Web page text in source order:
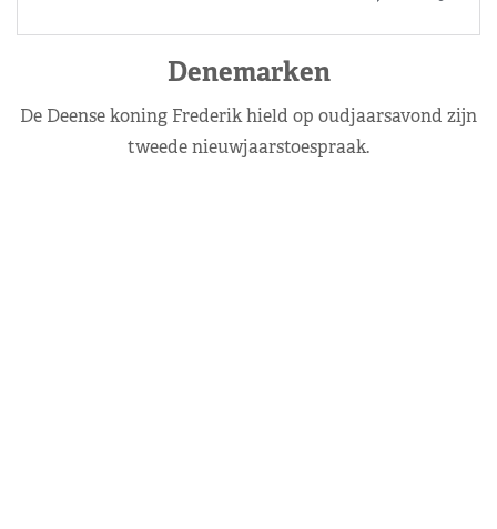
Denemarken
De Deense koning Frederik hield op oudjaarsavond zijn
tweede nieuwjaarstoespraak.